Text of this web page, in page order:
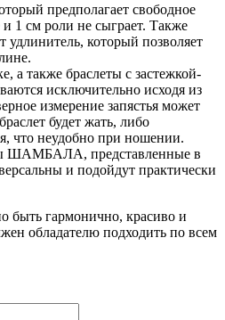
предполагает свободное
1 см роли не сыграет. Также
удлинитель, который позволяет
а также браслеты с застежкой-
исключительно исходя из
измерение запястья может
будет жать, либо
что неудобно при ношении.
ШАМБАЛА, представленные в
и подойдут практически
быть гармонично, красиво и
обладателю подходить по всем